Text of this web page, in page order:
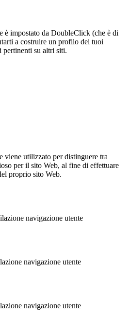
è impostato da DoubleClick (che è di
a costruire un profilo dei tuoi
pertinenti su altri siti.
viene utilizzato per distinguere tra
per il sito Web, al fine di effettuare
proprio sito Web.
navigazione utente
navigazione utente
navigazione utente